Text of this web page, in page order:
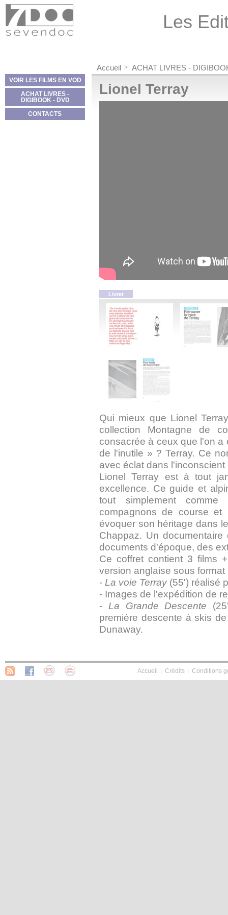
Les
VOIR LES FILMS EN VOD
ACHAT LIVRES -
DIGIBOOK - DVD
CONTACTS
Accueil ACHAT LIVRES -
Lionel Terray
Livret
Qui mieux que Lionel
collection Montagne de
consacrée à ceux que l'on
de l'inutile » ? Terray. Ce
avec éclat dans
Lionel Terray est à tout
excellence. Ce guide et
tout simplement
compagnons de course
évoquer son héritage dans
Chappaz. Un
documents d'époque, des
Ce coffret contient 3 films
version anglaise sous format
- La voie Terray (55') réalisé
- Images de l'expédition de
- La Grande Descente
première descente à skis
Dunaway.
Accueil Crédits Conditions
Panneau de gestion des cookies